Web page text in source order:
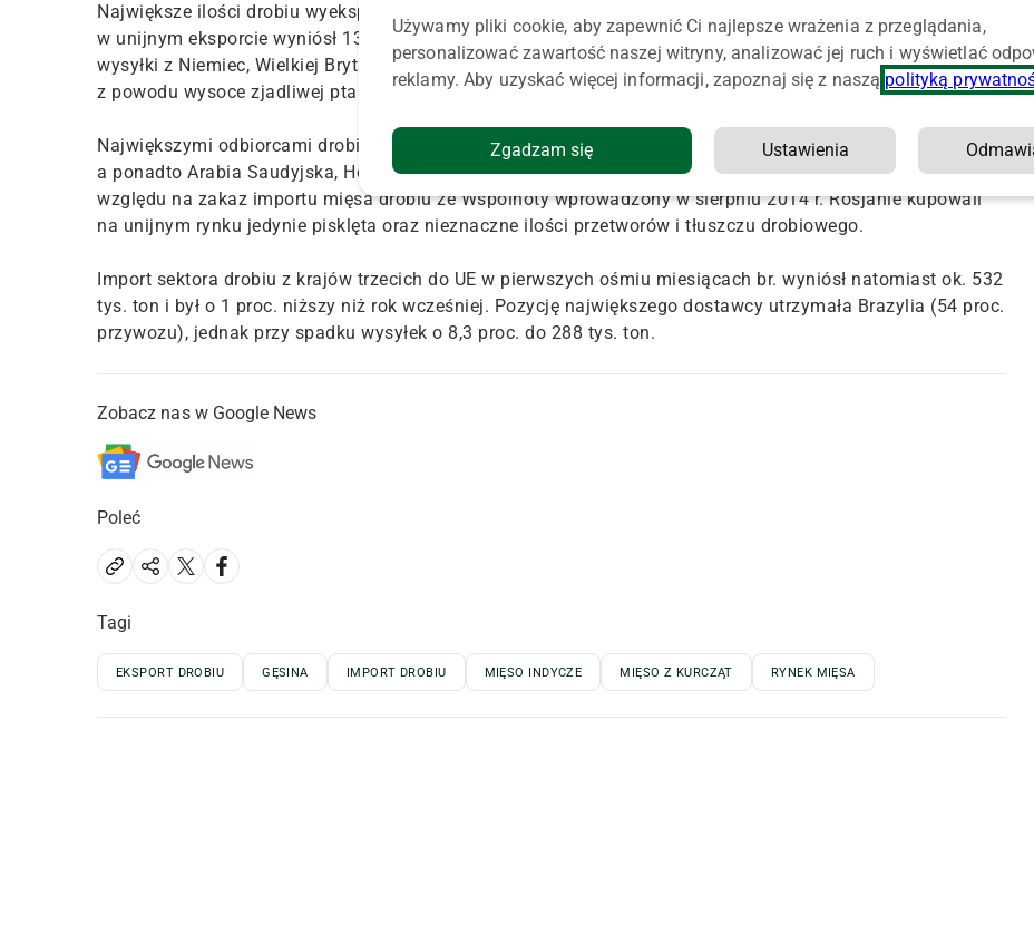
Największe ilości drobiu wyekspediowały poza ugrupowanie Francja, Holandia, Polska i Belgia. Nasz udział
w unijnym eksporcie wyniósł 13 proc., a przez rok dostawy zwiększyły się o 28 proc. Zmniejszyły się z kolei
wysyłki z Niemiec, Wielkiej Brytanii i Holandii z powodu wprowadzonych w pierwszej połowie roku restrykcji
z powodu wysoce zjadliwej ptasiej grypy typu H5N8.
Największymi odbiorcami drobiu z UE w omawianym czasie były ponownie kraje afrykańskie – RPA i Benin,
a ponadto Arabia Saudyjska, Hongkong, Ghana i Filipiny. Wysyłki do Rosji zmalały do zaledwie 1 tys. ton, ze
względu na zakaz importu mięsa drobiu ze Wspólnoty wprowadzony w sierpniu 2014 r. Rosjanie kupowali
na unijnym rynku jedynie pisklęta oraz nieznaczne ilości przetworów i tłuszczu drobiowego.
Import sektora drobiu z krajów trzecich do UE w pierwszych ośmiu miesiącach br. wyniósł natomiast ok. 532
tys. ton i był o 1 proc. niższy niż rok wcześniej. Pozycję największego dostawcy utrzymała Brazylia (54 proc.
przywozu), jednak przy spadku wysyłek o 8,3 proc. do 288 tys. ton.
Zobacz nas w Google News
Poleć
Tagi
EKSPORT DROBIU GĘSINA IMPORT DROBIU MIĘSO INDYCZE MIĘSO Z KURCZĄT RYNEK MIĘSA
Używamy pliki cookie, aby zapewnić Ci najlepsze wrażenia z przeglądania,
personalizować zawartość naszej witryny, analizować jej ruch i wyświetlać
reklamy. Aby uzyskać więcej informacji, zapoznaj się z naszą polityką
Zgadzam się Ustawienia